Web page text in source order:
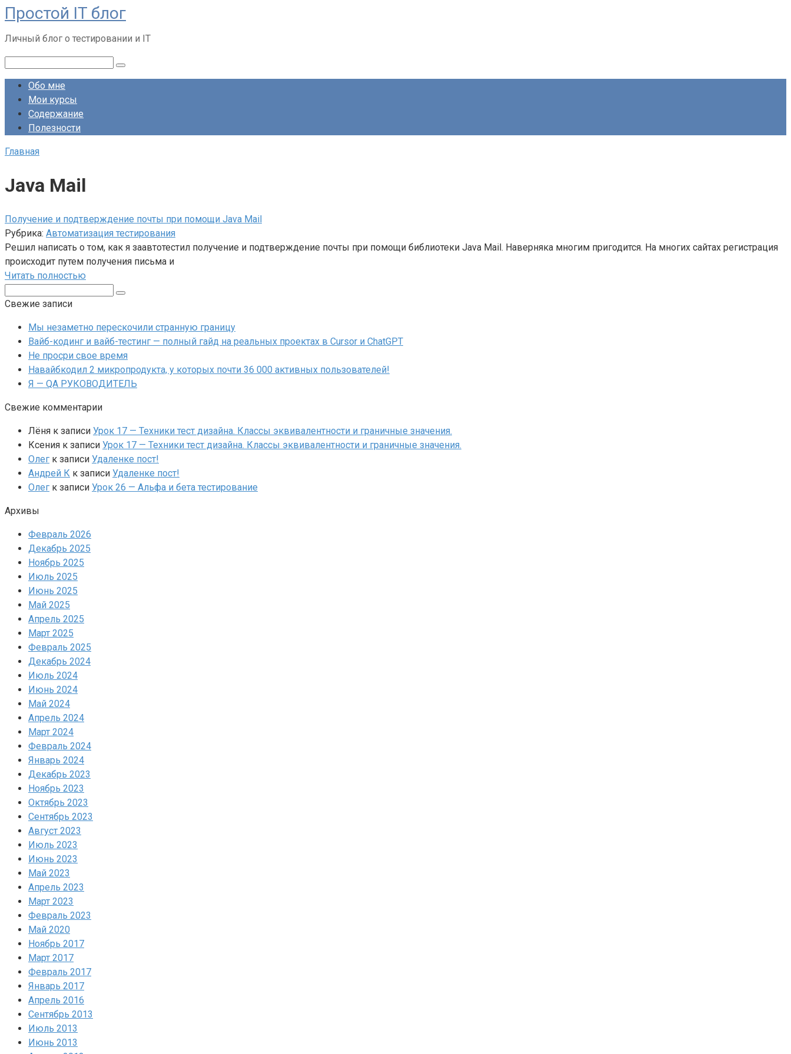
Перейти
к
контенту
Простой IT блог
Личный блог о тестировании и IT
Обо мне
Мои курсы
Содержание
Полезности
Главная
Java Mail
Получение и подтверждение почты при помощи Java Mail
Рубрика: Автоматизация тестирования
Решил написать о том, как я заавтотестил получение и подтверждение почты при помощи библиотеки Java Mail. Наверняка многим пригодится. На многих сайтах регистрация
происходит путем получения письма и
Читать полностью
Свежие записи
Мы незаметно перескочили странную границу
Вайб-кодинг и вайб-тестинг — полный гайд на реальных проектах в Cursor и ChatGPT
Не просри свое время
Навайбкодил 2 микропродукта, у которых почти 36 000 активных пользователей!
Я — QA РУКОВОДИТЕЛЬ
Свежие комментарии
Лёня к записи Урок 17 — Техники тест дизайна. Классы эквивалентности и граничные значения.
Ксения к записи Урок 17 — Техники тест дизайна. Классы эквивалентности и граничные значения.
Олег к записи Удаленке пост!
Андрей К к записи Удаленке пост!
Олег к записи Урок 26 — Альфа и бета тестирование
Архивы
Февраль 2026
Декабрь 2025
Ноябрь 2025
Июль 2025
Июнь 2025
Май 2025
Апрель 2025
Март 2025
Февраль 2025
Декабрь 2024
Июль 2024
Июнь 2024
Май 2024
Апрель 2024
Март 2024
Февраль 2024
Январь 2024
Декабрь 2023
Ноябрь 2023
Октябрь 2023
Сентябрь 2023
Август 2023
Июль 2023
Июнь 2023
Май 2023
Апрель 2023
Март 2023
Февраль 2023
Май 2020
Ноябрь 2017
Март 2017
Февраль 2017
Январь 2017
Апрель 2016
Сентябрь 2013
Июль 2013
Июнь 2013